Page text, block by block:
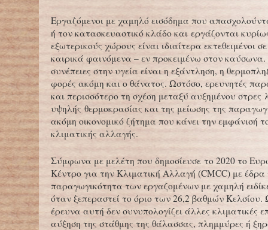
Εργαζόμενοι με χαμηλό εισόδημα που
ή τον κατασκευαστικό κλάδο και εργάζονται
εξωτερικούς χώρους είναι ιδιαίτερα εκτεθειμένοι
καιρικά φαινόμενα – εν προκειμένω στον καύσωνα.
συνέπειες στην υγεία είναι η εξάντληση, η
φορές ακόμη και ο θάνατος. Ωστόσο, ερευνητές
και περισσότερο τη σχέση μεταξύ αυξημένου στρες
υψηλής θερμοκρασίας και της μείωσης της
ακόμη οικονομικό ζήτημα που κάνει την εμφάνισή
κλιματικής αλλαγής.
Σύμφωνα με μελέτη που δημοσίευσε το 2020 το
Κέντρο για την Κλιματική Αλλαγή (CMCC) με έδρα
παραγωγικότητα των εργαζομένων με χαμηλή
όταν ξεπεραστεί το όριο των 26,2 βαθμών Κελσίου.
έρευνα αυτή δεν συνυπολογίζει άλλες κλιματικές
αύξηση της στάθμης της θάλασσας, πλημμύρες ή